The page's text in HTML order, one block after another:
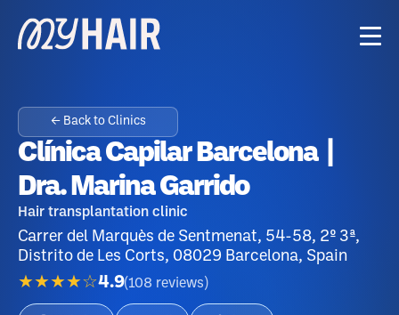
← Back to Clinics
Clínica Capilar Barcelona |
Dra. Marina Garrido
Hair transplantation clinic
Carrer del Marquès de Sentmenat, 54-58, 2º 3ª,
Distrito de Les Corts, 08029 Barcelona, Spain
★★★★☆4.9(108 reviews )